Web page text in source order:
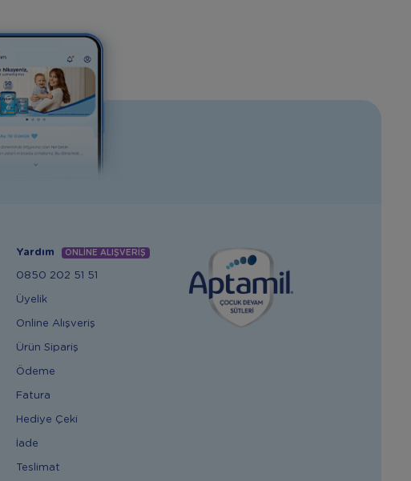
Yardım ONLİNE ALIŞVERİŞ
0850 202 51 51
Üyelik
Online Alışveriş
Ürün Sipariş
Ödeme
Fatura
Hediye Çeki
İade
Teslimat